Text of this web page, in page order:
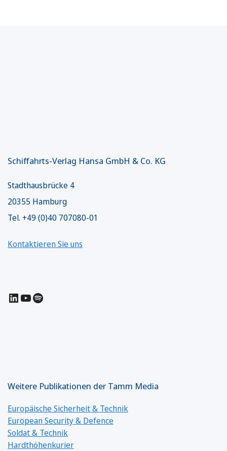
Schiffahrts-Verlag Hansa GmbH & Co. KG
Stadthausbrücke 4
20355 Hamburg
Tel. +49 (0)40 707080-01
Kontaktieren Sie uns
LinkedIn
YouTube
Spotify
Weitere Publikationen der Tamm Media
Europäische Sicherheit & Technik
European Security & Defence
Soldat & Technik
Hardthöhenkurier